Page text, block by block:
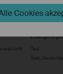
Cookies